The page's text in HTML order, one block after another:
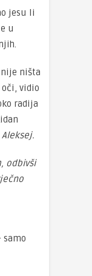
jesu li
u
nije ništa
vidio
radija
odbivši
samo